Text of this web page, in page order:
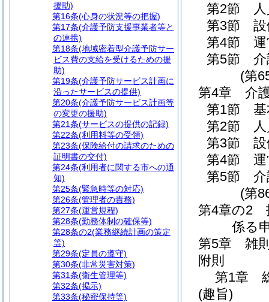
第2節
第3節
第4節
第5節
(第
第4章
介
第1節
第2節
第3節
第4節
第5節
(第
第4章の2
係る
第5章
雑
附則
第1章
(趣旨)
援助)
第16条(心身の状況等の把握)
第17条(介護予防支援事業者等と
の連携)
第18条(地域密着型介護予防サー
ビス費の支給を受けるための援
助)
第19条(介護予防サービス計画に
沿ったサービスの提供)
第20条(介護予防サービス計画等
の変更の援助)
第21条(サービスの提供の記録)
第22条(利用料等の受領)
第23条(保険給付の請求のための
証明書の交付)
第24条(利用者に関する市への通
知)
第25条(緊急時等の対応)
第26条(管理者の責務)
第27条(運営規程)
第28条(勤務体制の確保等)
第28条の2(業務継続計画の策定
等)
第29条(定員の遵守)
第30条(非常災害対策)
第31条(衛生管理等)
第32条(掲示)
第33条(秘密保持等)